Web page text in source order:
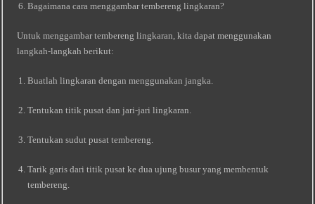
Bagaimana cara menggambar tembereng lingkaran?
Untuk menggambar tembereng lingkaran, kita dapat menggunakan
langkah-langkah berikut:
Buatlah lingkaran dengan menggunakan jangka.
Tentukan titik pusat dan jari-jari lingkaran.
Tentukan sudut pusat tembereng.
Tarik garis dari titik pusat ke dua ujung busur yang membentuk
tembereng.